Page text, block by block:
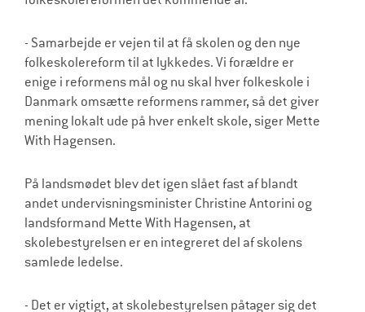
- Samarbejde er vejen til at få skolen og den nye
folkeskolereform til at lykkedes. Vi forældre er
enige i reformens mål og nu skal hver folkeskole i
Danmark omsætte reformens rammer, så det giver
mening lokalt ude på hver enkelt skole, siger Mette
With Hagensen.
På landsmødet blev det igen slået fast af blandt
andet undervisningsminister Christine Antorini og
landsformand Mette With Hagensen, at
skolebestyrelsen er en integreret del af skolens
samlede ledelse.
- Det er vigtigt, at skolebestyrelsen påtager sig det